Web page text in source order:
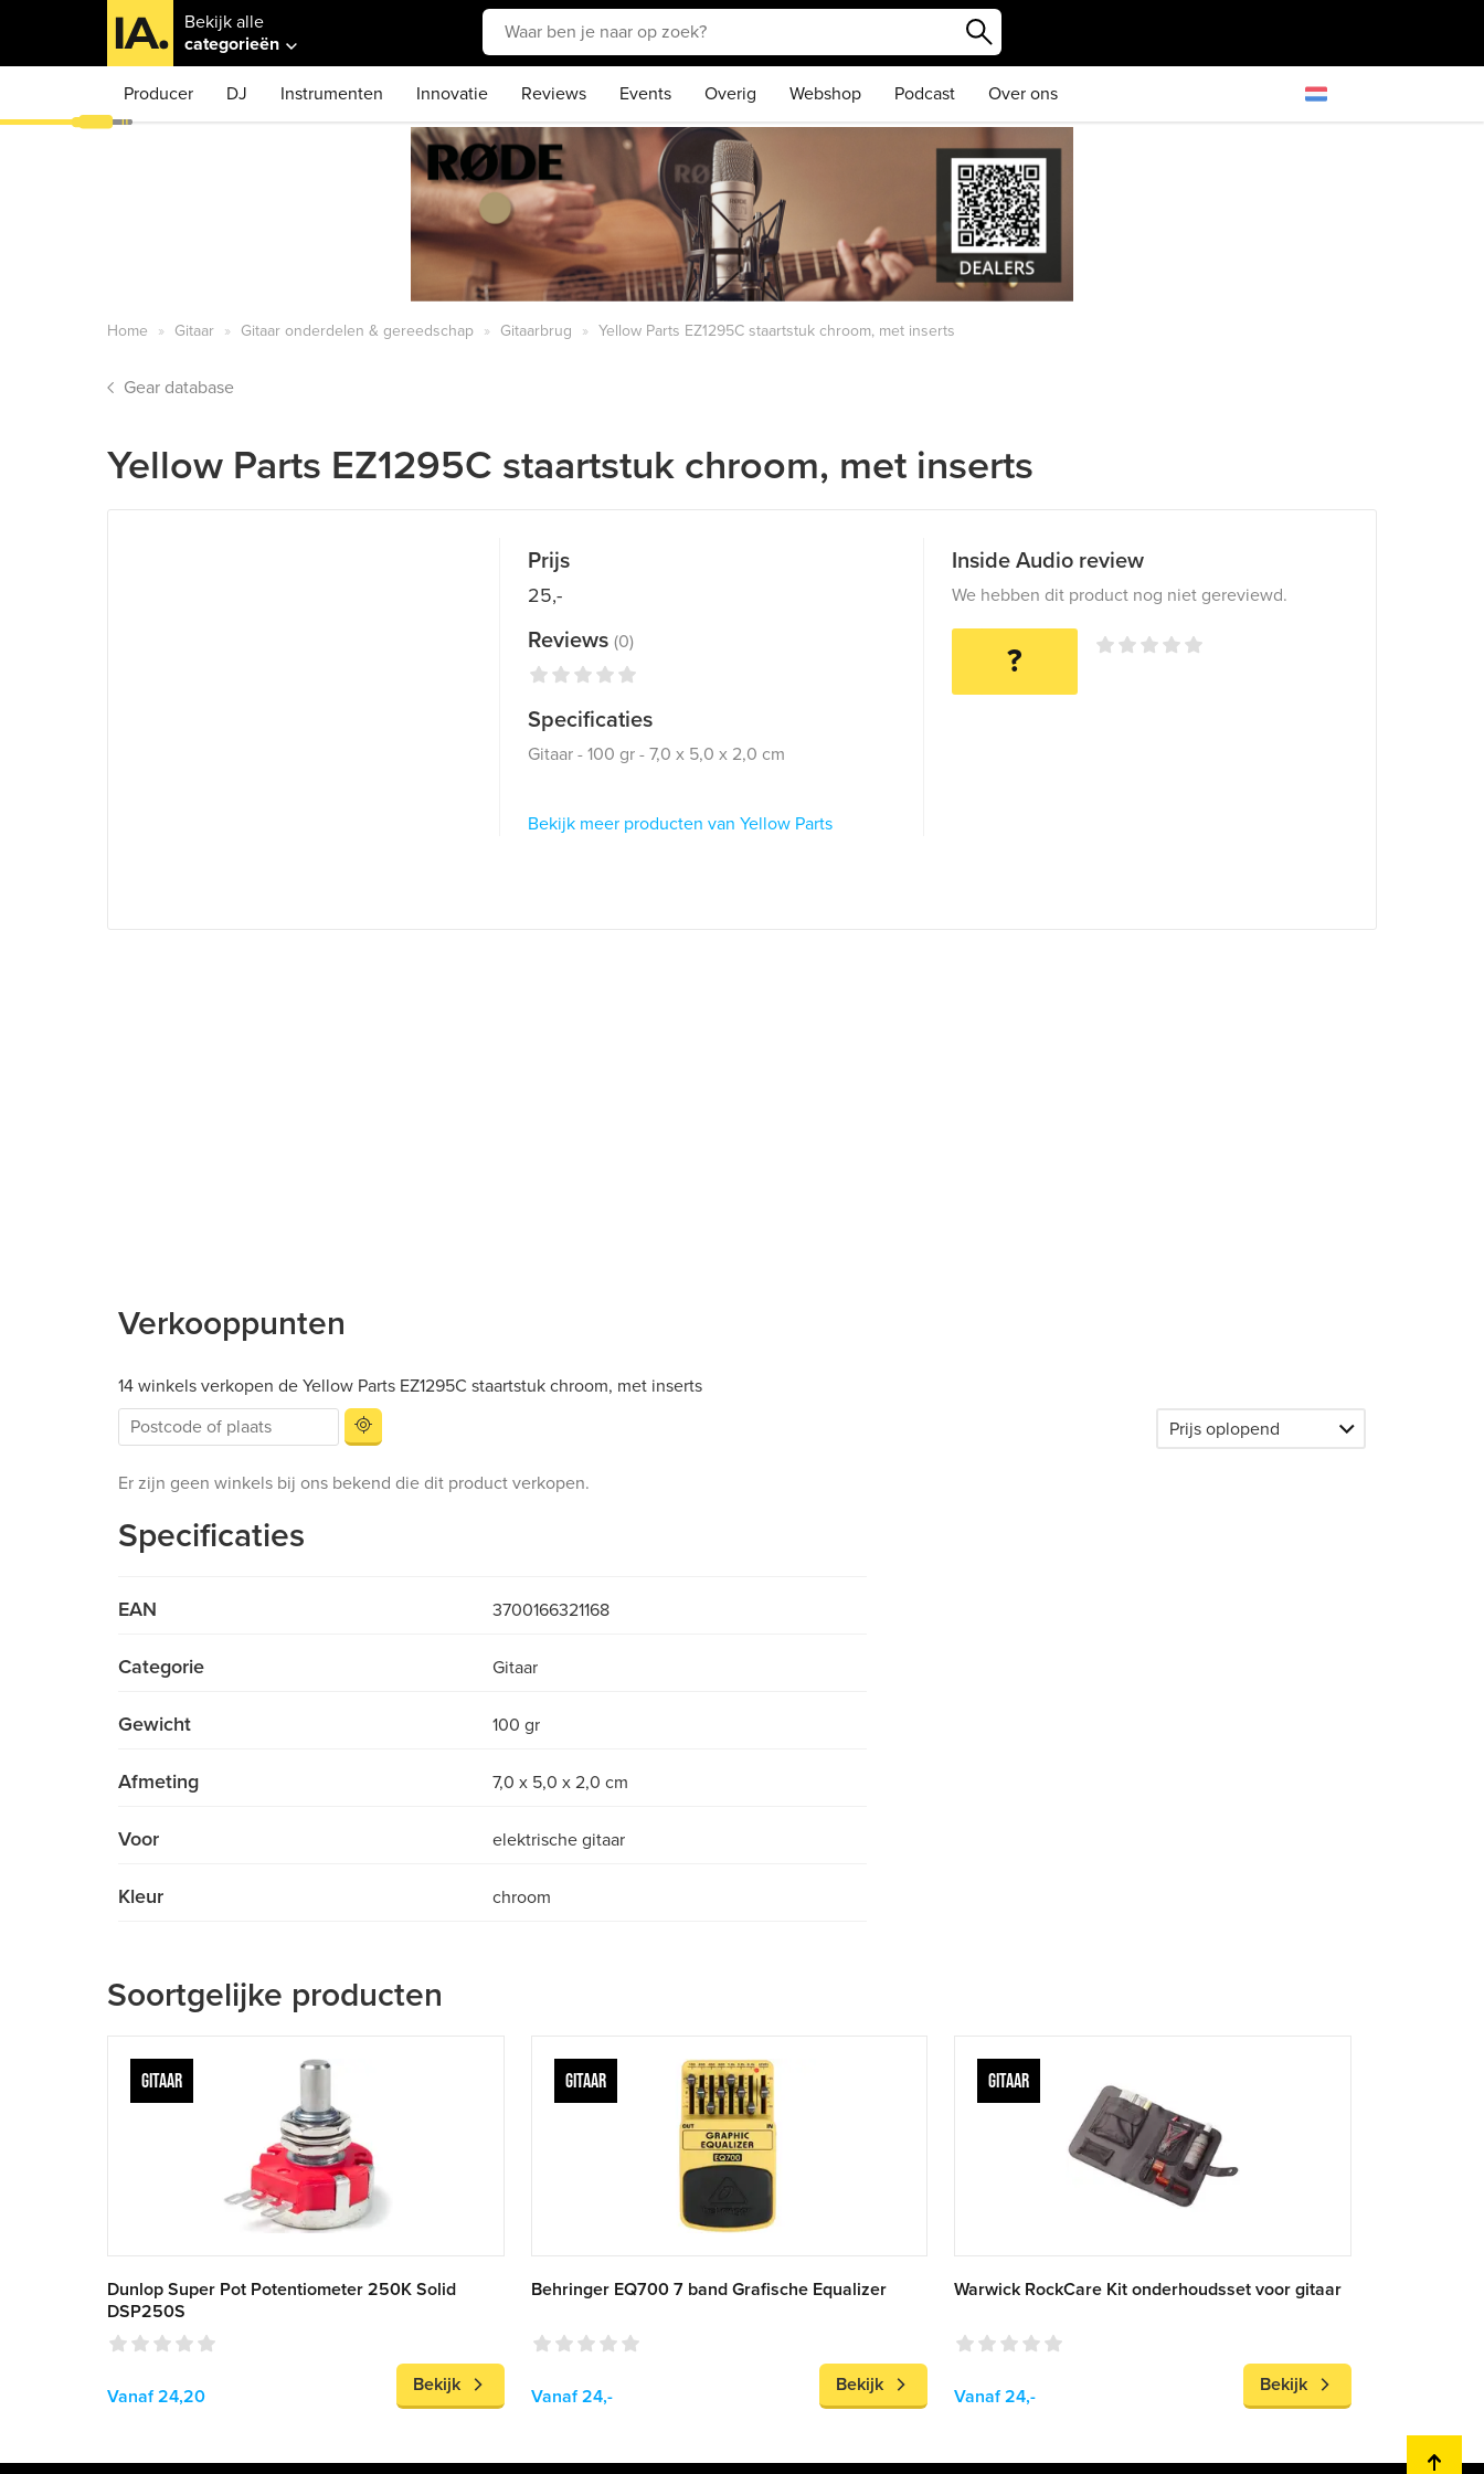
Bekijk alle
categorieën
Producer DJ Instrumenten Innovatie Reviews Events Overig Webshop Podcast Over ons
Home Gitaar Gitaar onderdelen & gereedschap Gitaarbrug Yellow Parts EZ1295C staartstuk chroom, met inserts
Gear database
Yellow Parts EZ1295C staartstuk chroom, met inserts
Prijs
25,-
Reviews(0)
Specificaties
Gitaar - 100 gr - 7,0 x 5,0 x 2,0 cm
Bekijk meer producten van Yellow Parts
Inside Audio review
We hebben dit product nog niet gereviewd.
?
Verkooppunten
14 winkels verkopen de Yellow Parts EZ1295C staartstuk chroom, met inserts
Er zijn geen winkels bij ons bekend die dit product verkopen.
Specificaties
EAN 3700166321168
Categorie Gitaar
Gewicht 100 gr
Afmeting 7,0 x 5,0 x 2,0 cm
Voor elektrische gitaar
Kleur chroom
Soortgelijke producten
GITAAR
Dunlop Super Pot Potentiometer 250K Solid
DSP250S
Vanaf 24,20
Bekijk
GITAAR
Behringer EQ700 7 band Grafische Equalizer
Vanaf 24,-
Bekijk
GITAAR
Warwick RockCare Kit onderhoudsset voor gitaar
Vanaf 24,-
Bekijk